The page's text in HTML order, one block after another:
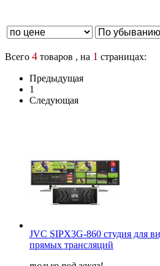
Всего 4 товаров , на 1 страницах:
Предыдущая
1
Следующая
JVC SIPX3G-860 студия для
прямых трансляций